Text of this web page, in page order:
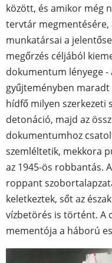
között, és amikor még
tervtár megmentésére,
munkatársai a
megőrzés céljából
dokumentum lényege -
gyűjteményben maradt
hídfő milyen szerkezeti
detonáció, majd az
dokumentumhoz
szemléltetik, mekkora
az 1945-ös robbantás.
roppant
keletkeztek, sőt az
vízbetörés is történt. A
mementója a háború